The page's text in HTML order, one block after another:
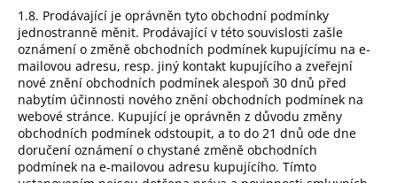
1.8. Prodávající je oprávněn tyto obchodní podmínky
jednostranně měnit. Prodávající v této souvislosti zašle
oznámení o změně obchodních podmínek kupujícímu na e-
mailovou adresu, resp. jiný kontakt kupujícího a zveřejní
nové znění obchodních podmínek alespoň 30 dnů před
nabytím účinnosti nového znění obchodních podmínek na
webové stránce. Kupující je oprávněn z důvodu změny
obchodních podmínek odstoupit, a to do 21 dnů ode dne
doručení oznámení o chystané změně obchodních
podmínek na e-mailovou adresu kupujícího. Tímto
u
č
u
j
e
m
e